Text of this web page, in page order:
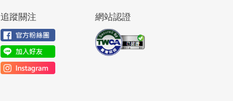
追蹤關注 網站認證